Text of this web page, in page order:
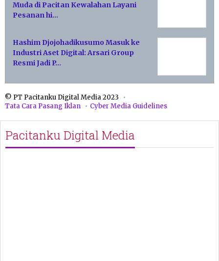
Muda di Pacitan Kewalahan Layani
Pesanan hi…
Hashim Djojohadikusumo Masuk ke
Industri Aset Digital: Arsari Group
Resmi Jadi P…
© PT Pacitanku Digital Media 2023
Tata Cara Pasang Iklan
Cyber Media Guidelines
Pacitanku Digital Media